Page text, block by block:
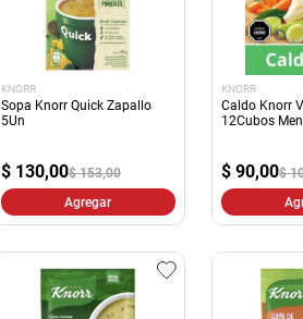
KNORR
Sopa Knorr Quick Zapallo
5Un
$ 130,00$ 153,00
Agregar
KNORR
Caldo Knorr
12Cubos
$ 90,00$